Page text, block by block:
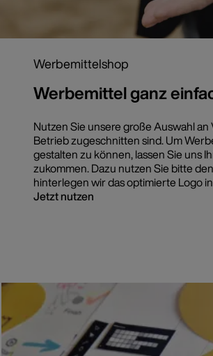
Werbemittelshop
Werbemittel ganz
Nutzen Sie unsere große Auswahl
Betrieb zugeschnitten sind. Um
gestalten zu können, lassen Sie uns
zukommen. Dazu nutzen Sie bitte
hinterlegen wir das optimierte Logo
Jetzt nutzen